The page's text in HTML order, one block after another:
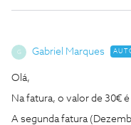
G Gabriel Marques
Olá,
Na fatura, o valor de 30€
A segunda fatura